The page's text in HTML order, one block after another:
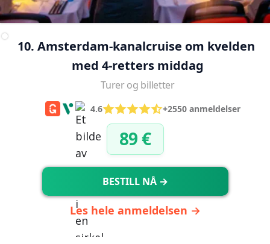
10. Amsterdam-kanalcruise om kvelden
med 4-retters middag
Turer og billetter
4.6 +2550 anmeldelser
89 €
BESTILL NÅ →
Les hele anmeldelsen →